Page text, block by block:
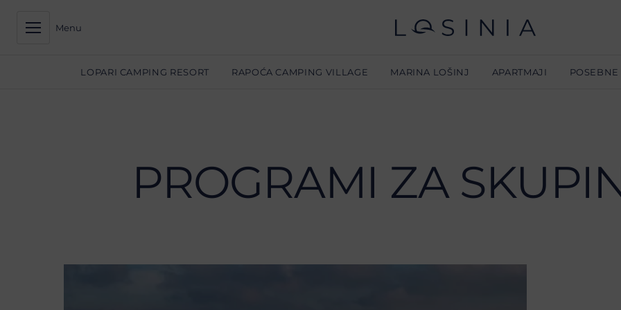
Menu
LOPARI CAMPING RESORT RAPOĆA CAMPING VILLAGE MARINA LOŠINJ APARTMAJI
PROGRAMI ZA